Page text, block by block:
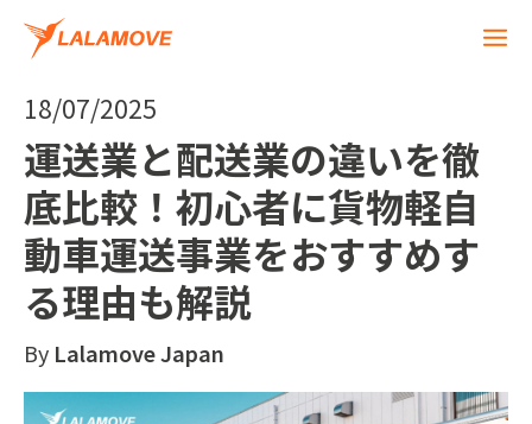
18/07/2025
運送業と配送業の違いを徹
底比較！初心者に貨物軽自
動車運送事業をおすすめす
る理由も解説
By Lalamove Japan